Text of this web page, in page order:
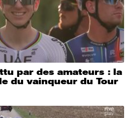
par des amateurs : la
du vainqueur du Tour